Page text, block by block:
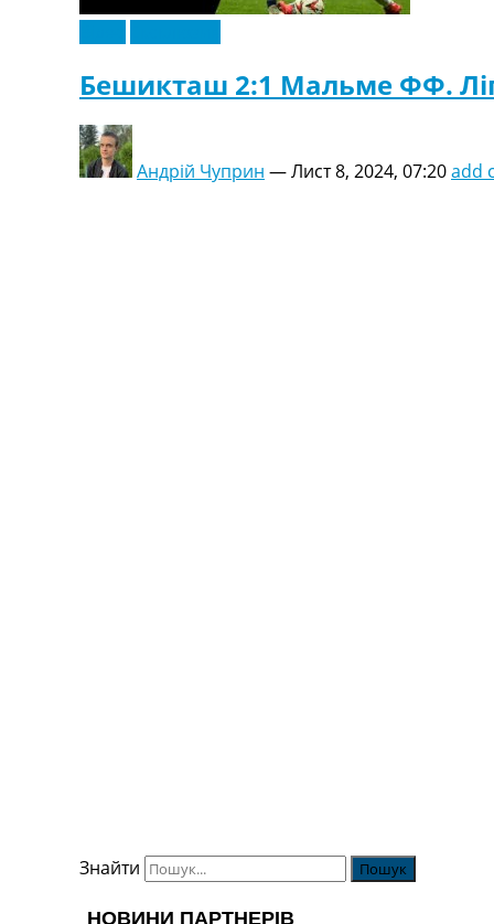
Бешикташ 2:1 Мальме ФФ.
Андрій Чуприн —Лист 8, 2024, 07:20add
Знайти